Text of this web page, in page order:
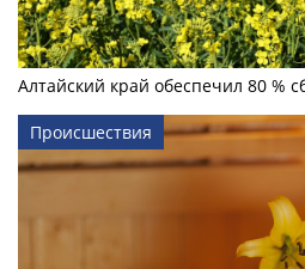
Алтайский край обеспечил 80 %
Происшествия